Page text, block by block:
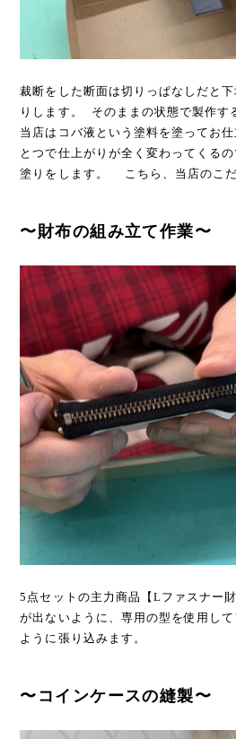
裁断をした断面は切りっぱなしだと
りします。 そのままの状態で製作す
当店はコバ液という塗料を塗ってお
とつで仕上がりが全く変わってくる
塗りをします。 こちら、当店のこだ
〜財布の組み立て作業〜
5点セットの主力商品【Lファスナー
が出ないように、専用の型を使用し
ように張り込みます。
〜コインケースの縫製〜